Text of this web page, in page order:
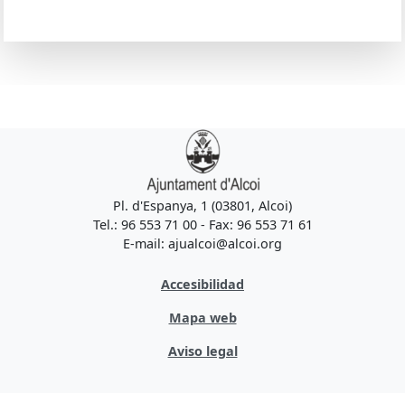
Pl. d'Espanya, 1 (03801, Alcoi)
Tel.: 96 553 71 00 - Fax: 96 553 71 61
E-mail: ajualcoi@alcoi.org
Accesibilidad
Mapa web
Aviso legal